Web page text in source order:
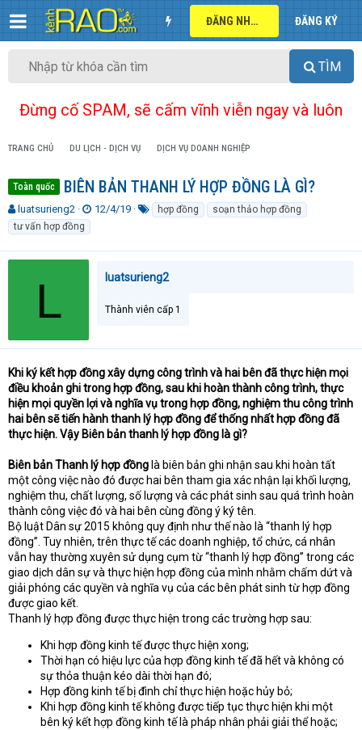
ĐĂNG NHẬP ĐĂNG KÝ
TÌM
Đừng cố SPAM, sẽ cấm vĩnh viễn ngay và luôn
TRANG CHỦ DU LỊCH - DỊCH VỤ DỊCH VỤ DOANH NGHIỆP
Toàn quốc BIÊN BẢN THANH LÝ HỢP ĐỒNG LÀ GÌ?
T
h
r
e
r
e
r
luatsurieng2
N
y
12/4/19
h
a
hợp đồng
soạn thảo hợp đồng
tư vấn hợp đồng
L luatsurieng2
Thành viên cấp 1
Khi ký kết hợp đồng xây dựng công trình và hai bên đã thực hiện mọi
điều khoản ghi trong hợp đồng, sau khi hoàn thành công trình, thực
hiện mọi quyền lợi và nghĩa vụ trong hợp đồng, nghiệm thu công trình
hai bên sẽ tiến hành thanh lý hợp đồng để thống nhất hợp đồng đã
thực hiện. Vậy Biên bản thanh lý hợp đồng là gì?
Biên bản Thanh lý hợp đồng là biên bản ghi nhận sau khi hoàn tất
một công việc nào đó được hai bên tham gia xác nhận lại khối lượng,
nghiệm thu, chất lượng, số lượng và các phát sinh sau quá trình hoàn
thành công việc đó và hai bên cùng đồng ý ký tên.
Bộ luật Dân sự 2015 không quy định như thế nào là “thanh lý hợp
đồng”. Tuy nhiên, trên thực tế các doanh nghiệp, tổ chức, cá nhân
vẫn hay thường xuyên sử dụng cụm từ “thanh lý hợp đồng” trong các
giao dịch dân sự và thực hiện hợp đồng của mình nhằm chấm dứt và
giải phóng các quyền và nghĩa vụ của các bên phát sinh từ hợp đồng
được giao kết.
Thanh lý hợp đồng được thực hiện trong các trường hợp sau:
Khi hợp đồng kinh tế được thực hiện xong;
Thời hạn có hiệu lực của hợp đồng kinh tế đã hết và không có
sự thỏa thuận kéo dài thời hạn đó;
Hợp đồng kinh tế bị đình chỉ thực hiện hoặc hủy bỏ;
Khi hợp đồng kinh tế không được tiếp tục thực hiện khi một
bên ký kết hợp đồng kinh tế là pháp nhân phải giải thể hoặc;